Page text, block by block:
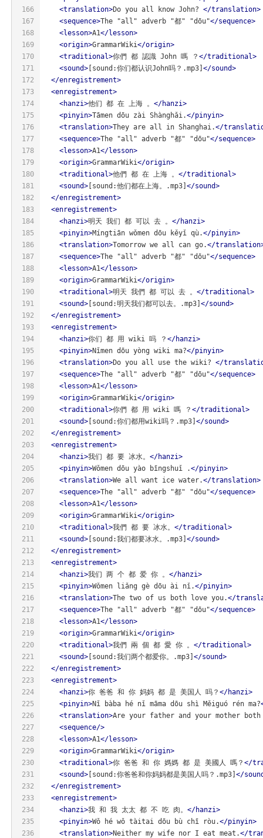
166
167
168
169
170
171
172
173
174
175
176
177
178
179
180
181
182
183
184
185
186
187
188
189
190
191
192
193
194
195
196
197
198
199
200
201
202
203
204
205
206
207
208
209
210
211
212
213
214
215
216
217
218
219
220
221
222
223
224
225
226
227
228
229
230
231
232
233
234
235
236
<translation>Do you all know John? </translation>
<sequence>The "all" adverb "都" "dōu"</sequence>
<lesson>A1</lesson>
<origin>GrammarWiki</origin>
<traditional>你們 都 認識 John 嗎 ？ </traditional>
<sound> [sound:你们都认识John吗？.mp3] </sound>
</enregistrement>
<enregistrement>
<hanzi>他们 都 在 上海 。 </hanzi>
<pinyin>Tāmen dōu zài Shànghǎi.</pinyin>
<translation>They are all in Shanghai.</
<sequence>The "all" adverb "都" "dōu"</sequence>
<lesson>A1</lesson>
<origin>GrammarWiki</origin>
<traditional>他們 都 在 上海 。 </traditional>
<sound> [sound:他们都在上海。.mp3] </sound>
</enregistrement>
<enregistrement>
<hanzi>明天 我们 都 可以 去 。 </hanzi>
<pinyin>Míngtiān wǒmen dōu kěyǐ qù.</pinyin>
<translation>Tomorrow we all can go.</translation
<sequence>The "all" adverb "都" "dōu"</sequence>
<lesson>A1</lesson>
<origin>GrammarWiki</origin>
<traditional>明天 我們 都 可以 去 。 </traditional>
<sound> [sound:明天我们都可以去。.mp3] </sound>
</enregistrement>
<enregistrement>
<hanzi>你们 都 用 wiki 吗 ？ </hanzi>
<pinyin>Nǐmen dōu yòng wiki ma?</pinyin>
<translation>Do you all use the wiki? </
<sequence>The "all" adverb "都" "dōu"</sequence>
<lesson>A1</lesson>
<origin>GrammarWiki</origin>
<traditional>你們 都 用 wiki 嗎 ？ </traditional>
<sound> [sound:你们都用wiki吗？.mp3] </sound>
</enregistrement>
<enregistrement>
<hanzi>我们 都 要 冰水。 </hanzi>
<pinyin>Wǒmen dōu yào bīngshuǐ .</pinyin>
<translation>We all want ice water.</translation>
<sequence>The "all" adverb "都" "dōu"</sequence>
<lesson>A1</lesson>
<origin>GrammarWiki</origin>
<traditional>我們 都 要 冰水。 </traditional>
<sound> [sound:我们都要冰水。.mp3] </sound>
</enregistrement>
<enregistrement>
<hanzi>我们 两 个 都 爱 你 。 </hanzi>
<pinyin>Wǒmen liǎng gè dōu ài nǐ.</pinyin>
<translation>The two of us both love you.</
<sequence>The "all" adverb "都" "dōu"</sequence>
<lesson>A1</lesson>
<origin>GrammarWiki</origin>
<traditional>我們 兩 個 都 愛 你 。 </traditional>
<sound> [sound:我们两个都爱你。.mp3] </sound>
</enregistrement>
<enregistrement>
<hanzi>你 爸爸 和 你 妈妈 都 是 美国人 吗？ </hanzi>
<pinyin>Nǐ bàba hé nǐ māma dōu shì Měiguó rén ma?
<translation>Are your father and your mother both
<sequence/>
<lesson>A1</lesson>
<origin>GrammarWiki</origin>
<traditional>你 爸爸 和 你 媽媽 都 是 美國人 嗎？ </
<sound> [sound:你爸爸和你妈妈都是美国人吗？.mp3] </
</enregistrement>
<enregistrement>
<hanzi>我 和 我 太太 都 不 吃 肉。 </hanzi>
<pinyin>Wǒ hé wǒ tàitai dōu bù chī ròu.</pinyin>
<translation>Neither my wife nor I eat meat.</